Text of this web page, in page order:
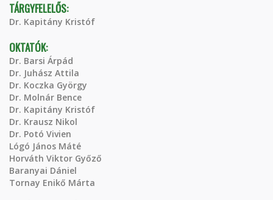
TÁRGYFELELŐS:
Dr. Kapitány Kristóf
OKTATÓK:
Dr. Barsi Árpád
Dr. Juhász Attila
Dr. Koczka György
Dr. Molnár Bence
Dr. Kapitány Kristóf
Dr. Krausz Nikol
Dr. Potó Vivien
Lógó János Máté
Horváth Viktor Győző
Baranyai Dániel
Tornay Enikő Márta